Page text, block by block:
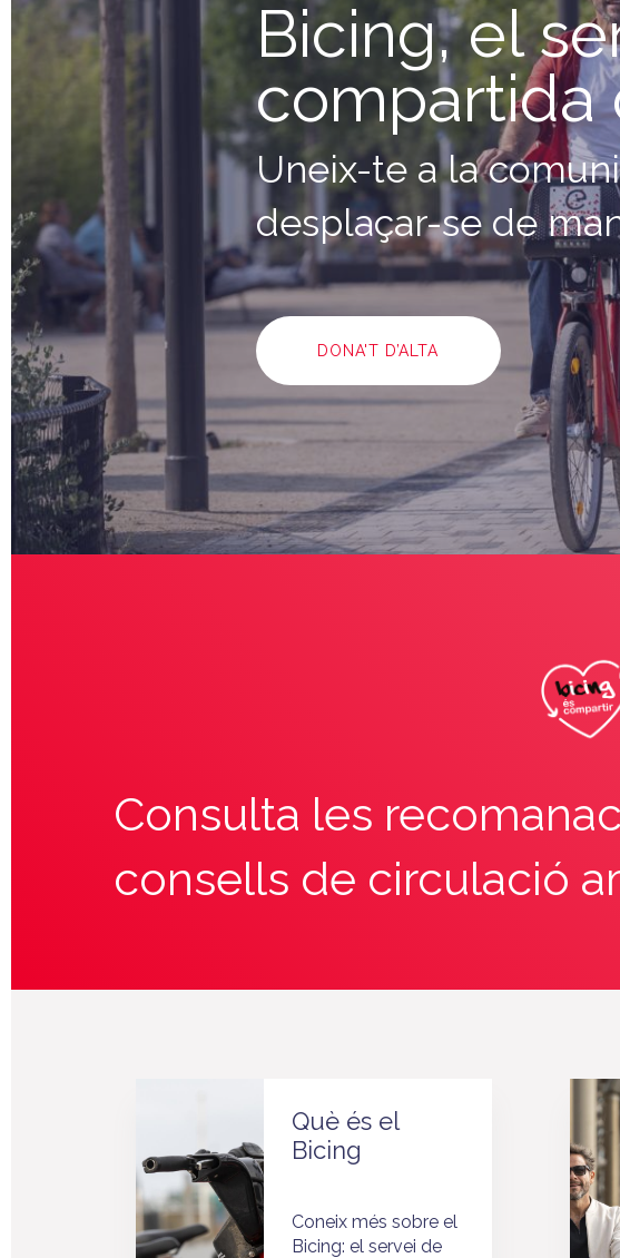
Bicing, el
compartida
Uneix-te a la
desplaçar-se de
DONA'T D’ALTA
Consulta les
consells de circulació
Què és el
Bicing
Coneix més sobre el
Bicing: el servei de